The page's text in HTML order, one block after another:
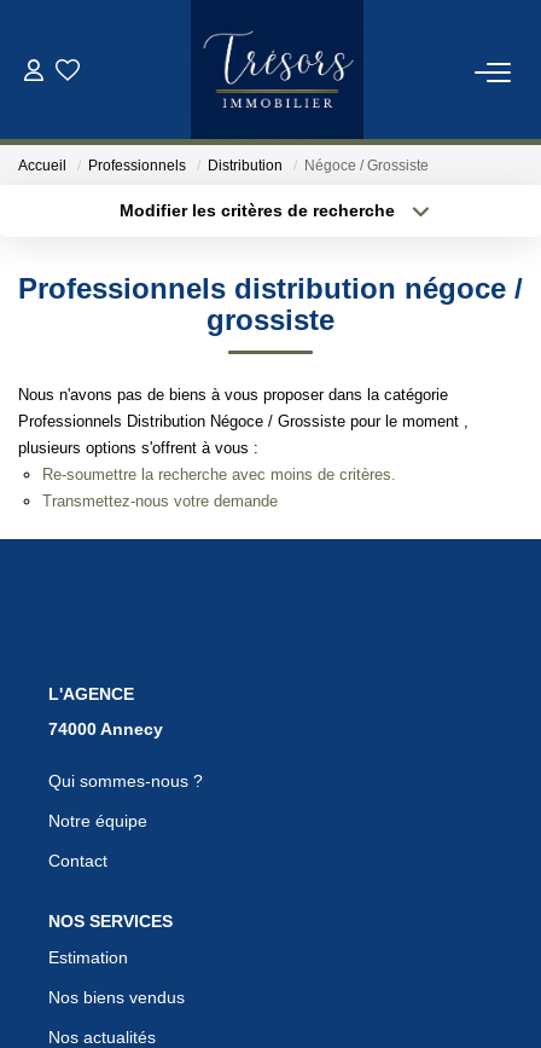
Qui Sommes-Nous
ESTIMATION
Accueil Professionnels Distribution Négoce / Grossiste
Modifier les critères de recherche
Budget max
Professionnels distribution négoce /
grossiste
Nous n'avons pas de biens à vous proposer dans la catégorie
Professionnels Distribution Négoce / Grossiste pour le moment ,
plusieurs options s'offrent à vous :
Re-soumettre la recherche avec moins de critères.
Transmettez-nous votre demande
L'AGENCE
Qui sommes-nous ?
Notre équipe
Contact
NOS SERVICES
Estimation
Nos biens vendus
Nos actualités